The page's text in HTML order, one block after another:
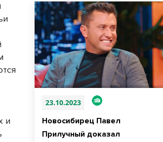
23.10.2023
Новосибирец Павел
Прилучный доказал
и